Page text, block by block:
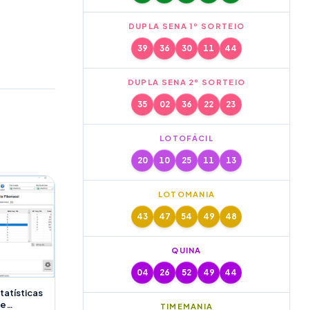
DUPLA SENA 1º SORTEIO
39 36 30 11 44
DUPLA SENA 2º SORTEIO
35 02 36 22 23
LOTOFÁCIL
20 10 25 11 13
LOTOMANIA
43 47 54 49 48
QUINA
04 26 52 49 44
TIMEMANIA